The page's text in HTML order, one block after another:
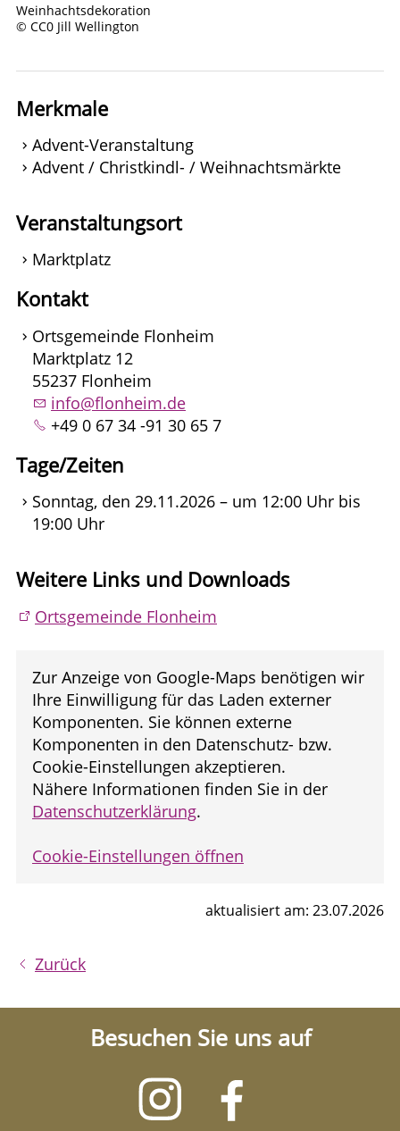
Weinhachtsdekoration
© CC0 Jill Wellington
Merkmale
Advent-Veranstaltung
Advent / Christkindl- / Weihnachtsmärkte
Veranstaltungsort
Marktplatz
Kontakt
Ortsgemeinde Flonheim
Marktplatz 12
55237 Flonheim
info@flonheim.de
+49 0 67 34 -91 30 65 7
Tage/Zeiten
Sonntag, den 29.11.2026 – um 12:00 Uhr bis
19:00 Uhr
Weitere Links und Downloads
Ortsgemeinde Flonheim
Zur Anzeige von Google-Maps benötigen wir
Ihre Einwilligung für das Laden externer
Komponenten. Sie können externe
Komponenten in den Datenschutz- bzw.
Cookie-Einstellungen akzeptieren.
Nähere Informationen finden Sie in der
Datenschutzerklärung.
Cookie-Einstellungen öffnen
aktualisiert am: 23.07.2026
Zurück
Besuchen Sie uns auf
Besuchen
Sie
Besuchen
Sie